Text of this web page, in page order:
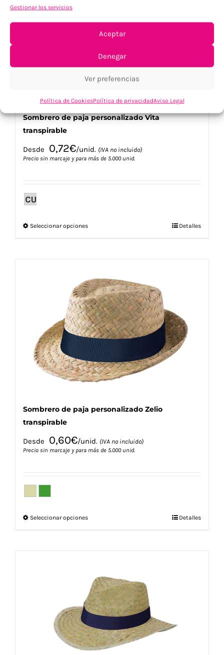
Gestionar los servicios
Aceptar
Denegar
Ver preferencias
Política de CookiesPolítica de privacidadAviso Legal
pueden
elegir
página
de
Sombrero de paja personalizado Vita
transpirable
Desde 0,72€/unid. (IVA no incluido)
Precio sin marcaje y para más de 5.000 unid.
Seleccionar opcionesEste
Las
opciones
se
pueden
elegir
en
la
página
de
producto
Detalles
Sombrero de paja personalizado Zelio
transpirable
Desde 0,60€/unid. (IVA no incluido)
Precio sin marcaje y para más de 5.000 unid.
Seleccionar opcionesEste
opciones
se
pueden
elegir
en
la
página
Detalles